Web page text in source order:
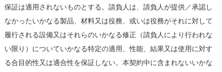
保証は適用されないものとする。請負人は、請負人が提供／承認し
なかったいかなる製品、材料又は役務、或いは役務がそれに対して
履行される設備又はそれらのいかなる修正（請負人により行われな
い限り）についていかなる特定の適用、性能、結果又は使用に対す
る合目的性又は適合性を保証しない。本契約中に含まれないいかな